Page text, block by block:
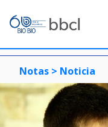
Notas > Noticia